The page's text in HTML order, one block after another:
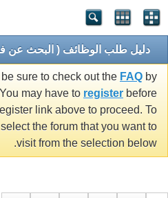
دليل طلب الوظائف ( البحث عن
sure to check out the FAQ by
may have to register before
link above to proceed. To
the forum that you want to
visit from the selection below.